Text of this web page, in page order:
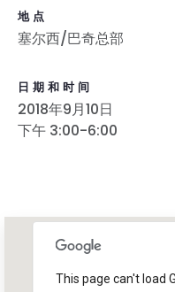
地点
塞尔西/巴奇总部
日期和时间
2018年9月10日
下午 3:00-6:00
This page can't load